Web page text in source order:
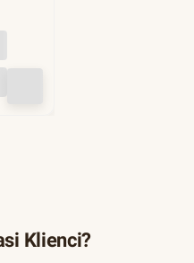
Klienci?